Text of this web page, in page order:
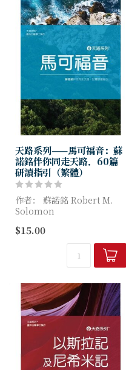
天路系列——馬可福音：蘇
諾銘伴你同走天路．60篇
研讀指引（繁體）
作者： 蘇諾銘 Robert M.
Solomon
在這本天路系列的馬可福音，
我們將透過作者蘇諾銘，更深
入地探索這卷福音書，並且驚
訝於耶穌基督這位僕人君王...
$15.00